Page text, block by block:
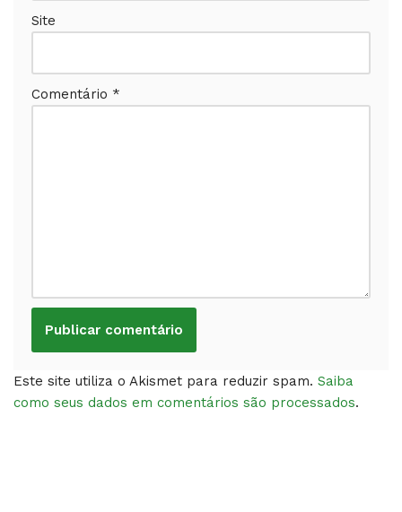
Site
Comentário *
Este site utiliza o Akismet para reduzir spam. Saiba
como seus dados em comentários são processados.